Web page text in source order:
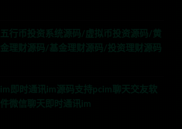
五行币投资系统源码/虚拟币投资源码/黄
金理财源码/基金理财源码/投资理财源码
im即时通讯im源码支持pcim聊天交友软
件微信聊天即时通讯im